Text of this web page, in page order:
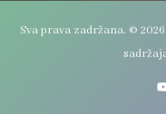
Sva prava zadržana. ©